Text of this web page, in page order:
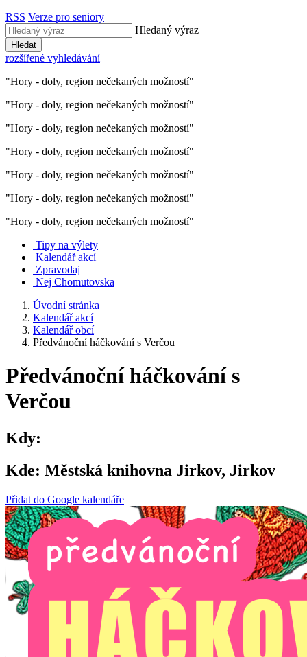
RSS Verze pro seniory
Hledaný výraz
Hledat
rozšířené vyhledávání
"Hory - doly, region nečekaných možností"
"Hory - doly, region nečekaných možností"
"Hory - doly, region nečekaných možností"
"Hory - doly, region nečekaných možností"
"Hory - doly, region nečekaných možností"
"Hory - doly, region nečekaných možností"
"Hory - doly, region nečekaných možností"
Tipy na výlety
Kalendář akcí
Zpravodaj
Nej Chomutovska
Úvodní stránka
Kalendář akcí
Kalendář obcí
Předvánoční háčkování s Verčou
Předvánoční háčkování s
Verčou
Kdy:
Kde: Městská knihovna Jirkov, Jirkov
Přidat do Google kalendáře